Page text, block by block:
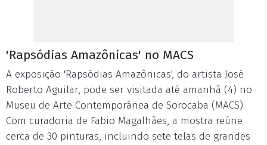
'Rapsódias Amazônicas' no MACS
A exposição 'Rapsódias Amazônicas', do artista José
Roberto Aguilar, pode ser visitada até amanhã (4) no
Museu de Arte Contemporânea de Sorocaba (MACS).
Com curadoria de Fabio Magalhães, a mostra reúne
cerca de 30 pinturas, incluindo sete telas de grandes